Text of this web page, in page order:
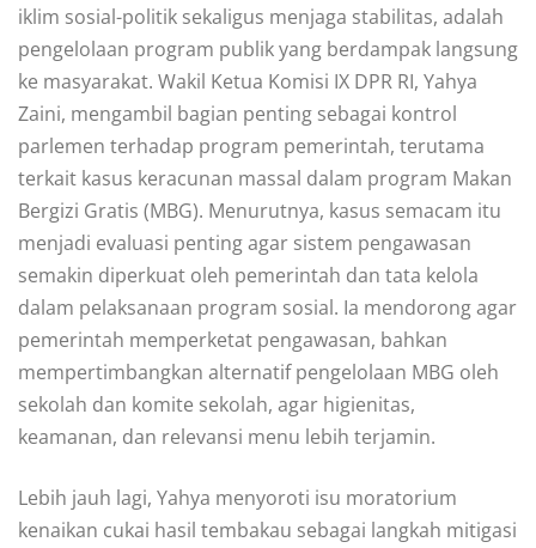
iklim sosial-politik sekaligus menjaga stabilitas, adalah
pengelolaan program publik yang berdampak langsung
ke masyarakat. Wakil Ketua Komisi IX DPR RI, Yahya
Zaini, mengambil bagian penting sebagai kontrol
parlemen terhadap program pemerintah, terutama
terkait kasus keracunan massal dalam program Makan
Bergizi Gratis (MBG). Menurutnya, kasus semacam itu
menjadi evaluasi penting agar sistem pengawasan
semakin diperkuat oleh pemerintah dan tata kelola
dalam pelaksanaan program sosial. Ia mendorong agar
pemerintah memperketat pengawasan, bahkan
mempertimbangkan alternatif pengelolaan MBG oleh
sekolah dan komite sekolah, agar higienitas,
keamanan, dan relevansi menu lebih terjamin.
Lebih jauh lagi, Yahya menyoroti isu moratorium
kenaikan cukai hasil tembakau sebagai langkah mitigasi